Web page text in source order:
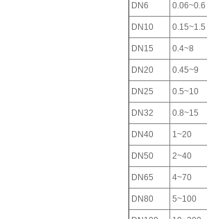
DN6 0.06~0.6
DN10 0.15~1.5
DN15 0.4~8
DN20 0.45~9
DN25 0.5~10
DN32 0.8~15
DN40 1~20
DN50 2~40
DN65 4~70
DN80 5~100